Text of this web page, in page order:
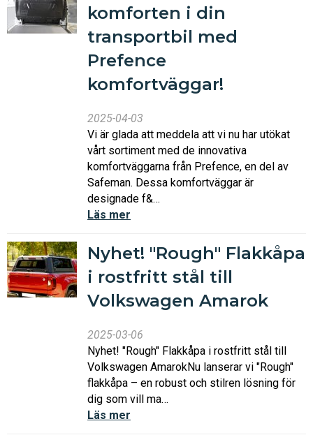
komforten i din
transportbil med
Prefence
komfortväggar!
2025-04-03
Vi är glada att meddela att vi nu har utökat
vårt sortiment med de innovativa
komfortväggarna från Prefence, en del av
Safeman. Dessa komfortväggar är
designade f&…
Läs mer
Nyhet! "Rough" Flakkåpa
i rostfritt stål till
Volkswagen Amarok
2025-03-06
Nyhet! "Rough" Flakkåpa i rostfritt stål till
Volkswagen AmarokNu lanserar vi "Rough"
flakkåpa – en robust och stilren lösning för
dig som vill ma…
Läs mer